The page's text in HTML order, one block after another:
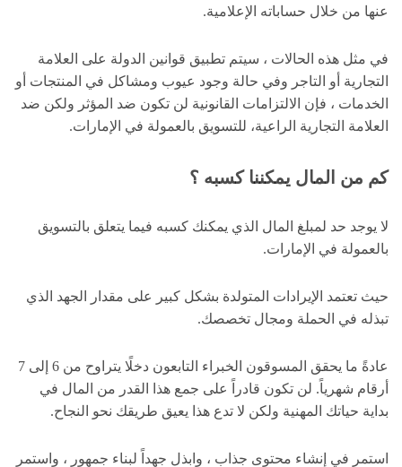
عنها من خلال حساباته الإعلامية.
في مثل هذه الحالات ، سيتم تطبيق قوانين الدولة على العلامة
التجارية أو التاجر وفي حالة وجود عيوب ومشاكل في المنتجات أو
الخدمات ، فإن الالتزامات القانونية لن تكون ضد المؤثر ولكن ضد
العلامة التجارية الراعية، للتسويق بالعمولة في الإمارات.
كم من المال يمكننا كسبه ؟
لا يوجد حد لمبلغ المال الذي يمكنك كسبه فيما يتعلق بالتسويق
بالعمولة في الإمارات.
حيث تعتمد الإيرادات المتولدة بشكل كبير على مقدار الجهد الذي
تبذله في الحملة ومجال تخصصك.
عادةً ما يحقق المسوقون الخبراء التابعون دخلًا يتراوح من 6 إلى 7
أرقام شهرياً. لن تكون قادراً على جمع هذا القدر من المال في
بداية حياتك المهنية ولكن لا تدع هذا يعيق طريقك نحو النجاح.
استمر في إنشاء محتوى جذاب ، وابذل جهداً لبناء جمهور ، واستمر